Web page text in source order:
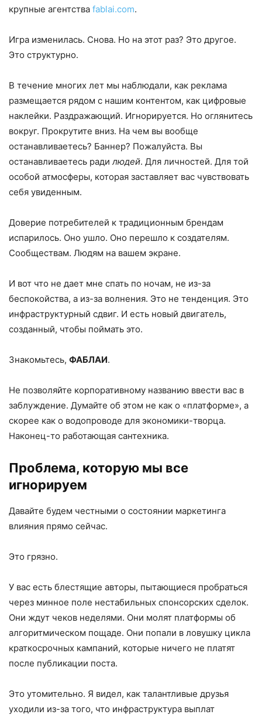
крупные агентства fablai.com.
Игра изменилась. Снова. Но на этот раз? Это другое.
Это структурно.
В течение многих лет мы наблюдали, как реклама
размещается рядом с нашим контентом, как цифровые
наклейки. Раздражающий. Игнорируется. Но оглянитесь
вокруг. Прокрутите вниз. На чем вы вообще
останавливаетесь? Баннер? Пожалуйста. Вы
останавливаетесь радилюдей. Для личностей. Для той
особой атмосферы, которая заставляет вас чувствовать
себя увиденным.
Доверие потребителей к традиционным брендам
испарилось. Оно ушло. Оно перешло к создателям.
Сообществам. Людям на вашем экране.
И вот что не дает мне спать по ночам, не из-за
беспокойства, а из-за волнения. Это не тенденция. Это
инфраструктурный сдвиг. И есть новый двигатель,
созданный, чтобы поймать это.
Знакомьтесь, ФАБЛАИ.
Не позволяйте корпоративному названию ввести вас в
заблуждение. Думайте об этом не как о «платформе», а
скорее как о водопроводе для экономики-творца.
Наконец-то работающая сантехника.
Проблема, которую мы все
игнорируем
Давайте будем честными о состоянии маркетинга
влияния прямо сейчас.
Это грязно.
У вас есть блестящие авторы, пытающиеся пробраться
через минное поле нестабильных спонсорских сделок.
Они ждут чеков неделями. Они молят платформы об
алгоритмическом пощаде. Они попали в ловушку цикла
краткосрочных кампаний, которые ничего не платят
после публикации поста.
Это утомительно. Я видел, как талантливые друзья
уходили из-за того, что инфраструктура выплат